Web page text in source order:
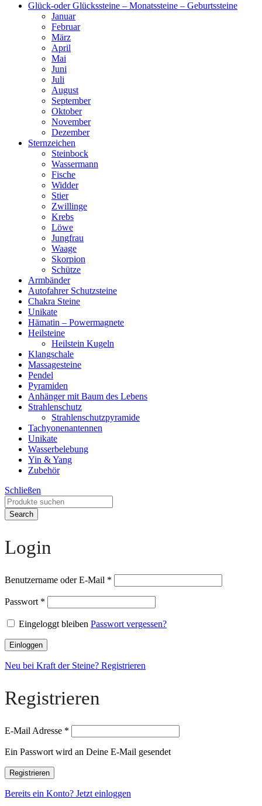
Glück-oder Glückssteine – Monatssteine – Geburtssteine
Januar
Februar
März
April
Mai
Juni
Juli
August
September
Oktober
November
Dezember
Sternzeichen
Steinbock
Wassermann
Fische
Widder
Stier
Zwillinge
Krebs
Löwe
Jungfrau
Waage
Skorpion
Schütze
Armbänder
Autofahrer Schutzsteine
Chakra Steine
Unikate
Hämatin – Powermagnete
Heilsteine
Heilstein Kugeln
Klangschale
Massagesteine
Pendel
Pyramiden
Anhänger mit Baum des Lebens
Strahlenschutz
Strahlenschutzpyramide
Tachyonenantennen
Unikate
Wasserbelebung
Yin & Yang
Zubehör
Schließen
Search
Login
Benutzername oder E-Mail *
Passwort *
Eingeloggt bleiben Passwort vergessen?
Einloggen
Neu bei Kraft der Steine? Registrieren
Registrieren
E-Mail Adresse *
Ein Passwort wird an Deine E-Mail gesendet
Registrieren
Bereits ein Konto? Jetzt einloggen